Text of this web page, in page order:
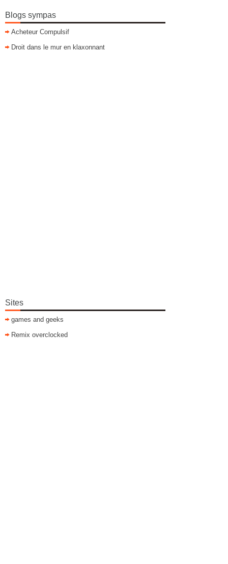
Blogs sympas
Acheteur Compulsif
Droit dans le mur en klaxonnant
Sites
games and geeks
Remix overclocked